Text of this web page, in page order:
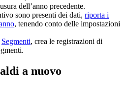
dell’anno precedente.
sono presenti dei dati, riporta i
, tenendo conto delle impostazioni
Segmenti, crea le registrazioni di
a nuovo